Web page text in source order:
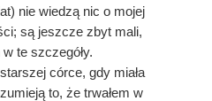
nie wiedzą nic o mojej
są jeszcze zbyt mali,
te szczegóły.
córce, gdy miała
to, że trwałem w